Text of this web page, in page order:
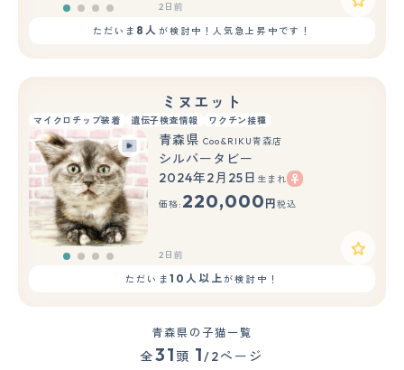
2日前
ただいま 8人 が検討中！人気急上昇中です！
ミヌエット
マイクロチップ装着 遺伝子検査情報 ワクチン接種
青森県 Coo&RIKU青森店
シルバータビー
2024年2月25日 生まれ
価格: 220,000 円 税込
2日前
ただいま 10人以上が検討中！
青森県の子猫一覧
全31 頭 1/2ページ